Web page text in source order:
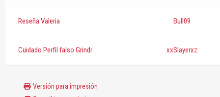
Reseña Valeria Bull09
Cuidado Perfil falso Grindr xxSlayerxz
Versión para impresión